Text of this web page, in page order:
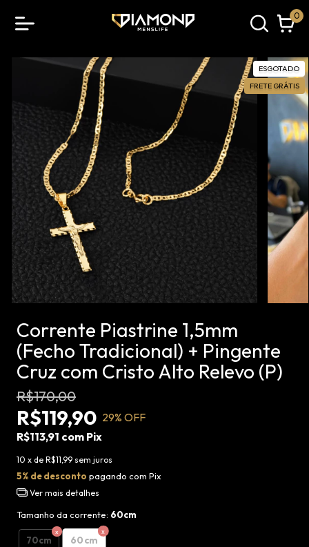
0
ESGOTADO
FRETE GRÁTIS
Corrente Piastrine 1,5mm
(Fecho Tradicional) + Pingente
Cruz com Cristo Alto Relevo (P)
R$170,00
R$119,90 29% OFF
R$113,91 com Pix
10 x de R$11,99 sem juros
5% de desconto pagando com Pix
Ver mais detalhes
Tamanho da corrente: 60cm
70cm 60cm